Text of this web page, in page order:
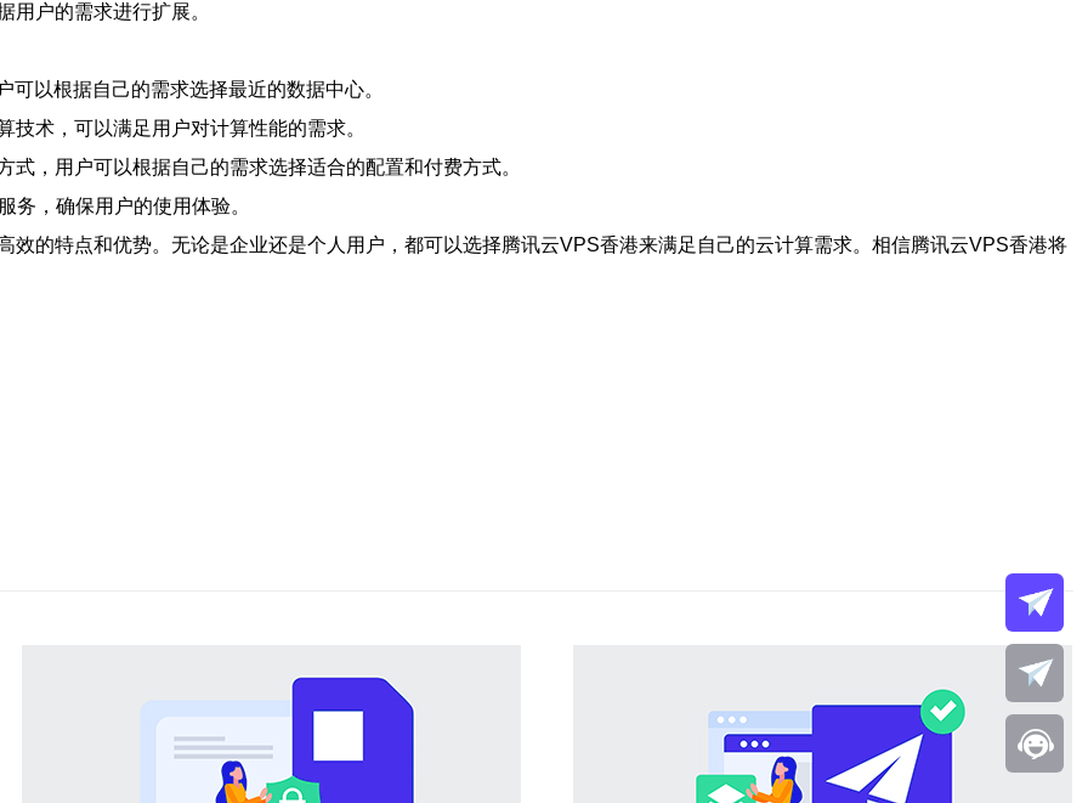
用户的需求进行扩展。
以根据自己的需求选择最近的数据中心。
术，可以满足用户对计算性能的需求。
，用户可以根据自己的需求选择适合的配置和付费方式。
务，确保用户的使用体验。
效的特点和优势。无论是企业还是个人用户，都可以选择腾讯云VPS香港来满足自己的云计算需求。相信腾讯云VPS香港将